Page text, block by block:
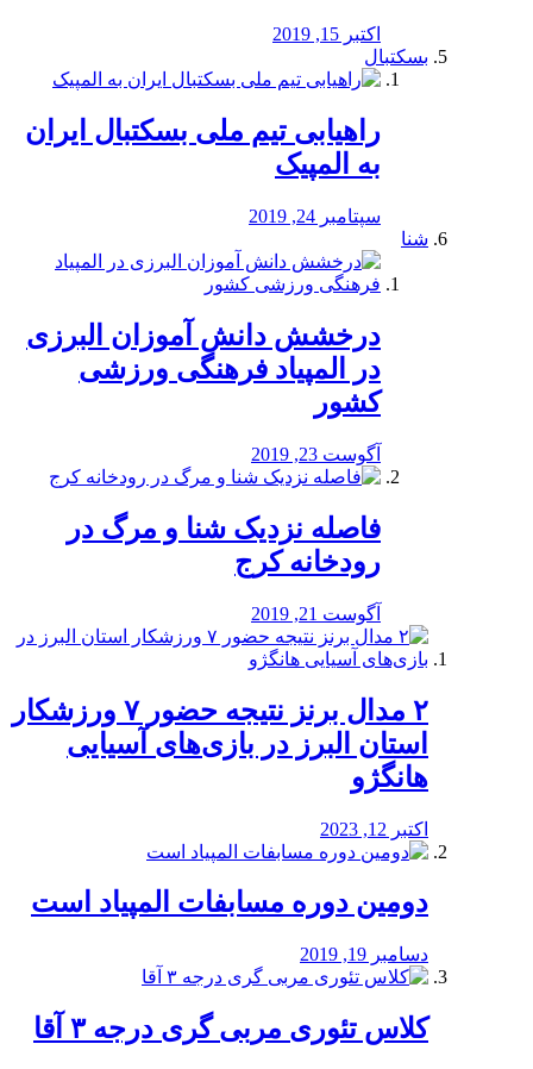
اکتبر 15, 2019
بسکتبال
راهیابی تیم ملی بسکتبال ایران
به المپیک
سپتامبر 24, 2019
شنا
درخشش دانش آموزان البرزی
در المپیاد فرهنگی ورزشی
کشور
آگوست 23, 2019
️فاصله نزدیک شنا و مرگ در
رودخانه کرج
آگوست 21, 2019
۲ مدال برنز نتیجه حضور ۷ ورزشکار
استان البرز در بازی‌های آسیایی
هانگژو
اکتبر 12, 2023
دومین دوره مسابفات المپیاد است
دسامبر 19, 2019
کلاس تئوری مربی گری درجه ۳ آقا